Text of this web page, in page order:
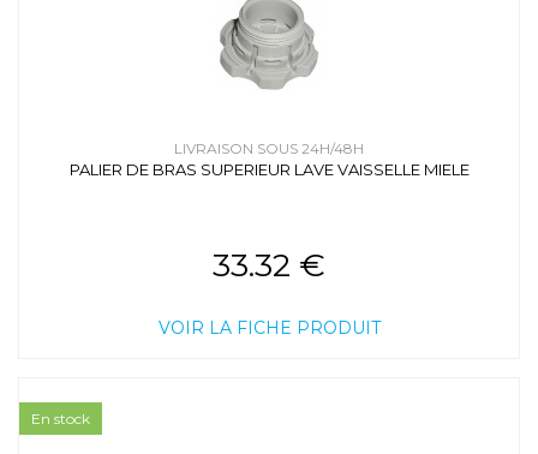
LIVRAISON SOUS 24H/48H
PALIER DE BRAS SUPERIEUR LAVE VAISSELLE MIELE
33.32 €
VOIR LA FICHE PRODUIT
En stock